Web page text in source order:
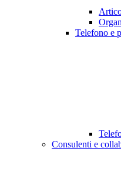
Telefono e
Consulenti e